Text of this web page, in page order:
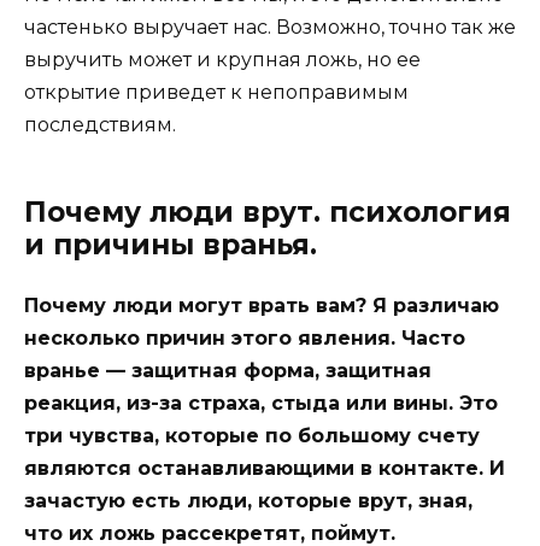
частенько выручает нас. Возможно, точно так же
выручить может и крупная ложь, но ее
открытие приведет к непоправимым
последствиям.
Почему люди врут. психология
и причины вранья.
Почему люди могут врать вам? Я различаю
несколько причин этого явления. Часто
вранье — защитная форма, защитная
реакция, из-за страха, стыда или вины. Это
три чувства, которые по большому счету
являются останавливающими в контакте. И
зачастую есть люди, которые врут, зная,
что их ложь рассекретят, поймут.